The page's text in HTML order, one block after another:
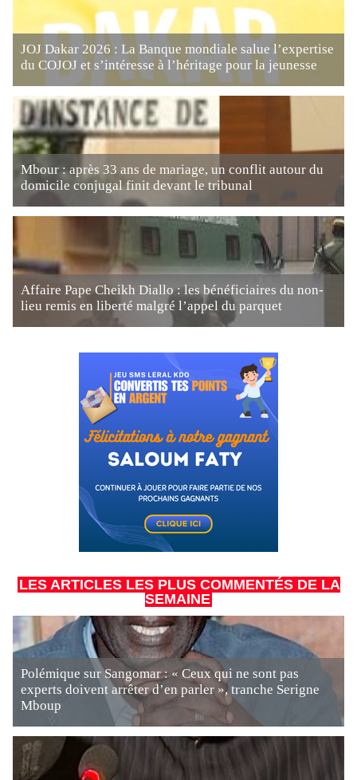
JOJ Dakar 2026 : La Banque mondiale salue l’expertise
du COJOJ et s’intéresse à l’héritage pour la jeunesse
Mbour : après 33 ans de mariage, un conflit autour du
domicile conjugal finit devant le tribunal
Affaire Pape Cheikh Diallo : les bénéficiaires du non-
lieu remis en liberté malgré l’appel du parquet
LES ARTICLES LES PLUS COMMENTÉS DE LA
SEMAINE
Polémique sur Sangomar : « Ceux qui ne sont pas
experts doivent arrêter d’en parler », tranche Serigne
Mboup